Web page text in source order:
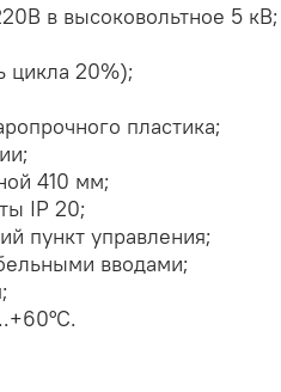
в высоковольтное 5 кВ;
цикла 20%);
пластика;
410 мм;
IP 20;
пункт управления;
вводами;